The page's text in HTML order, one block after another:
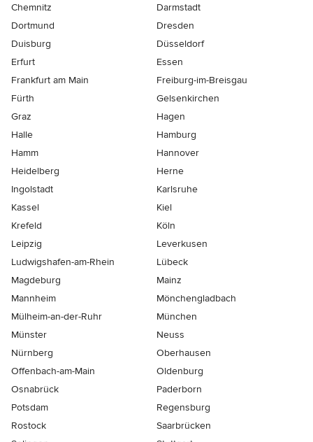
Chemnitz
Darmstadt
Dortmund
Dresden
Duisburg
Düsseldorf
Erfurt
Essen
Frankfurt am Main
Freiburg-im-Breisgau
Fürth
Gelsenkirchen
Graz
Hagen
Halle
Hamburg
Hamm
Hannover
Heidelberg
Herne
Ingolstadt
Karlsruhe
Kassel
Kiel
Krefeld
Köln
Leipzig
Leverkusen
Ludwigshafen-am-Rhein
Lübeck
Magdeburg
Mainz
Mannheim
Mönchen­gladbach
Mülheim-an-der-Ruhr
München
Münster
Neuss
Nürnberg
Oberhausen
Offenbach-am-Main
Oldenburg
Osnabrück
Paderborn
Potsdam
Regensburg
Rostock
Saarbrücken